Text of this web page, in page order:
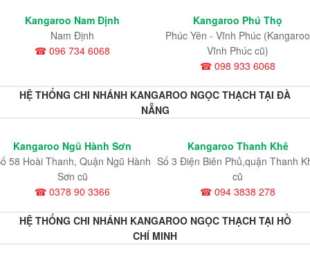
Kangaroo Nam Định
Nam Định
☎ 096 734 6068
Kangaroo Phú Thọ
Phúc Yên - Vĩnh Phúc (Kangaroo
Vĩnh Phúc cũ)
☎ 098 933 6068
HỆ THỐNG CHI NHÁNH KANGAROO NGỌC THẠCH TẠI ĐÀ
NẴNG
Kangaroo Ngũ Hành Sơn
58 Hoài Thanh, Quận Ngũ Hành
Sơn cũ
☎ 0378 90 3366
Kangaroo Thanh Khê
Số 3 Điện Biên Phủ,quận Thanh
cũ
☎ 094 3838 278
HỆ THỐNG CHI NHÁNH KANGAROO NGỌC THẠCH TẠI HỒ
CHÍ MINH